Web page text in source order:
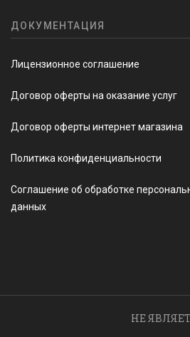
ДОКУМЕНТАЦИЯ
Лицензионное соглашение
Договор оферты на оказание услуг
Договор оферты интернет магазина
Политика конфиденциальности
Соглашение об обработке
данных
НЕ